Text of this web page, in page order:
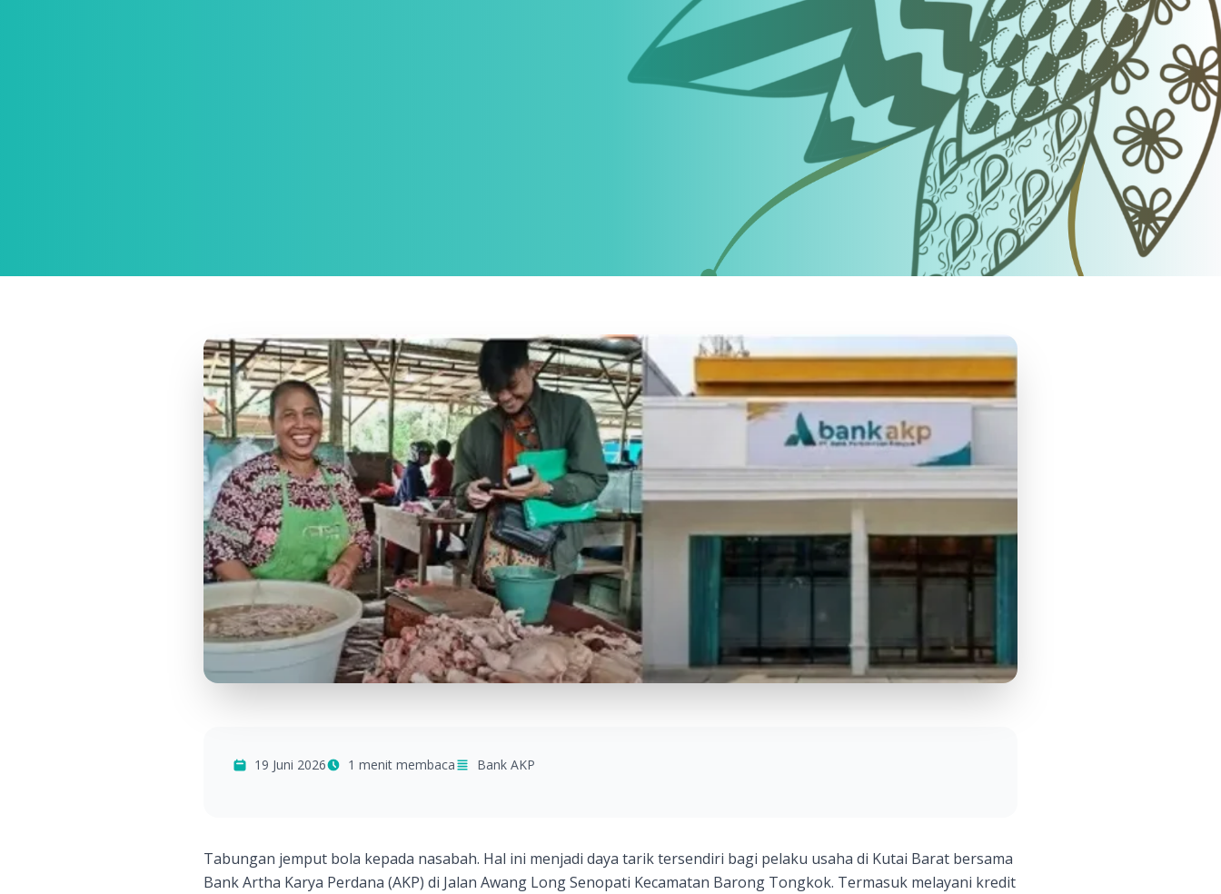
19 Juni 2026 1 menit membaca Bank AKP
Tabungan jemput bola kepada nasabah. Hal ini menjadi daya tarik tersendiri bagi pelaku usaha di Kutai Barat bersama
Bank Artha Karya Perdana (AKP) di Jalan Awang Long Senopati Kecamatan Barong Tongkok. Termasuk melayani kredit